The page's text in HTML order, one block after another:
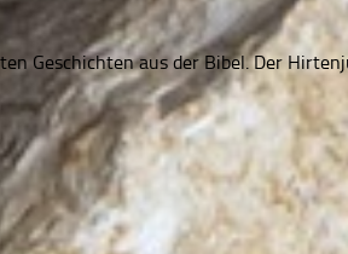
Geschichten aus der Bibel. Der